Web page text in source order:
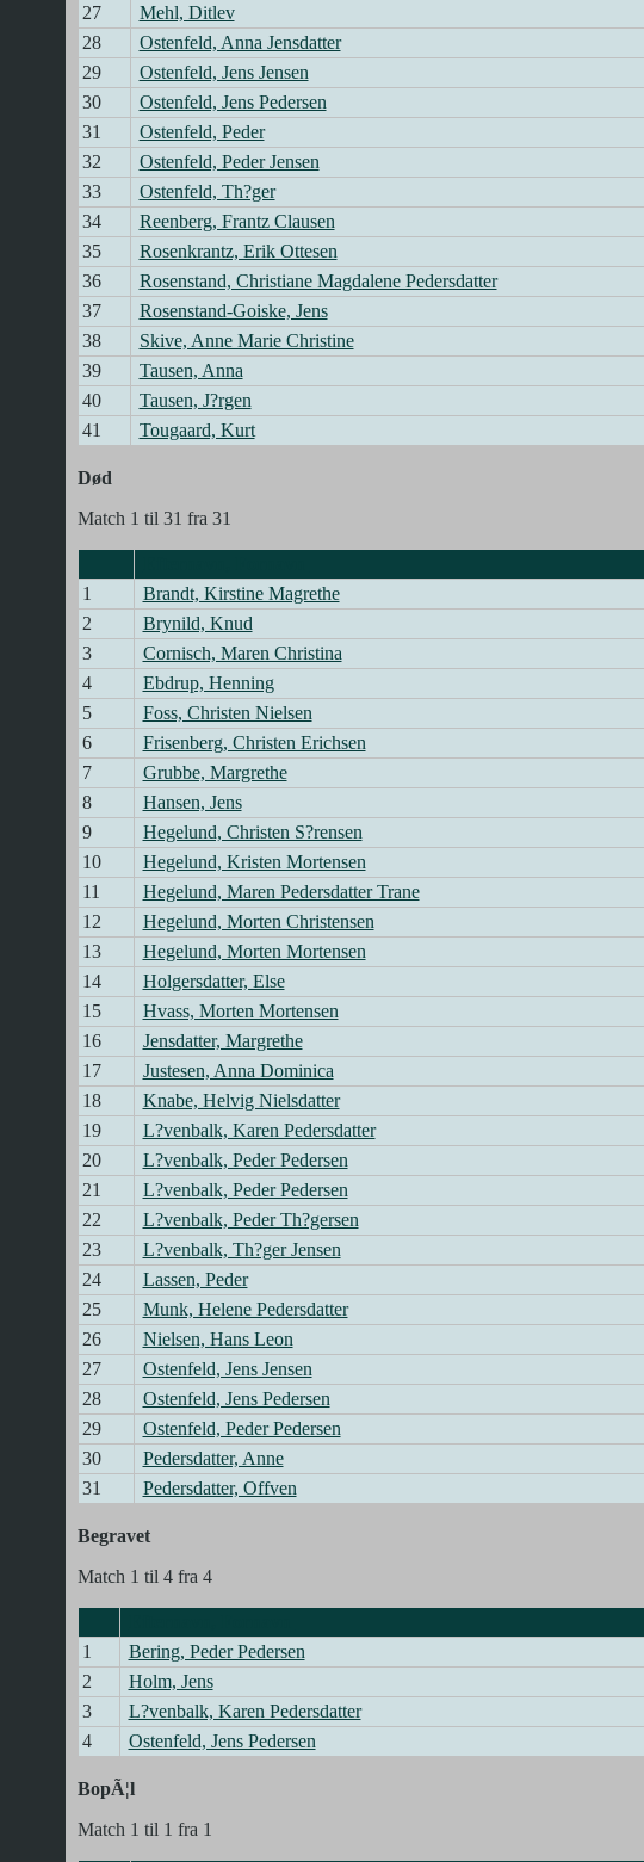
27
Mehl, Ditlev
28
Ostenfeld, Anna Jensdatter
29
Ostenfeld, Jens Jensen
30
Ostenfeld, Jens Pedersen
31
Ostenfeld, Peder
32
Ostenfeld, Peder Jensen
33
Ostenfeld, Th?ger
34
Reenberg, Frantz Clausen
35
Rosenkrantz, Erik Ottesen
36
Rosenstand, Christiane Magdalene Pedersdatter
37
Rosenstand-Goiske, Jens
38
Skive, Anne Marie Christine
39
Tausen, Anna
40
Tausen, J?rgen
41
Tougaard, Kurt
Død
Match 1 til 31 fra 31
1
Brandt, Kirstine Magrethe
2
Brynild, Knud
3
Cornisch, Maren Christina
4
Ebdrup, Henning
5
Foss, Christen Nielsen
6
Frisenberg, Christen Erichsen
7
Grubbe, Margrethe
8
Hansen, Jens
9
Hegelund, Christen S?rensen
10
Hegelund, Kristen Mortensen
11
Hegelund, Maren Pedersdatter Trane
12
Hegelund, Morten Christensen
13
Hegelund, Morten Mortensen
14
Holgersdatter, Else
15
Hvass, Morten Mortensen
16
Jensdatter, Margrethe
17
Justesen, Anna Dominica
18
Knabe, Helvig Nielsdatter
19
L?venbalk, Karen Pedersdatter
20
L?venbalk, Peder Pedersen
21
L?venbalk, Peder Pedersen
22
L?venbalk, Peder Th?gersen
23
L?venbalk, Th?ger Jensen
24
Lassen, Peder
25
Munk, Helene Pedersdatter
26
Nielsen, Hans Leon
27
Ostenfeld, Jens Jensen
28
Ostenfeld, Jens Pedersen
29
Ostenfeld, Peder Pedersen
30
Pedersdatter, Anne
31
Pedersdatter, Offven
Begravet
Match 1 til 4 fra 4
1
Bering, Peder Pedersen
2
Holm, Jens
3
L?venbalk, Karen Pedersdatter
4
Ostenfeld, Jens Pedersen
BopÃ¦l
Match 1 til 1 fra 1